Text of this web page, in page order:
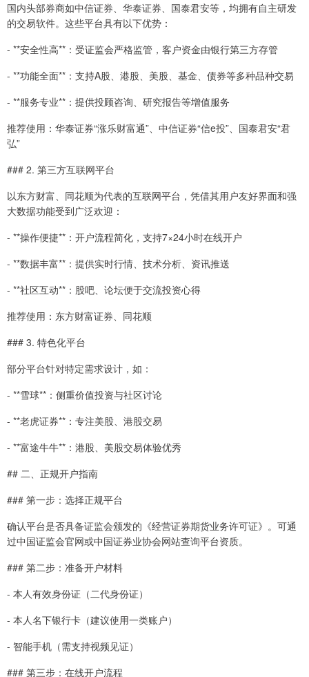
国内头部券商如中信证券、华泰证券、国泰君安等，均拥有自主研发
的交易软件。这些平台具有以下优势：
- **安全性高**：受证监会严格监管，客户资金由银行第三方存管
- **功能全面**：支持A股、港股、美股、基金、债券等多种品种交易
- **服务专业**：提供投顾咨询、研究报告等增值服务
推荐使用：华泰证券“涨乐财富通”、中信证券“信e投”、国泰君安“君
弘”
### 2. 第三方互联网平台
以东方财富、同花顺为代表的互联网平台，凭借其用户友好界面和强
大数据功能受到广泛欢迎：
- **操作便捷**：开户流程简化，支持7×24小时在线开户
- **数据丰富**：提供实时行情、技术分析、资讯推送
- **社区互动**：股吧、论坛便于交流投资心得
推荐使用：东方财富证券、同花顺
### 3. 特色化平台
部分平台针对特定需求设计，如：
- **雪球**：侧重价值投资与社区讨论
- **老虎证券**：专注美股、港股交易
- **富途牛牛**：港股、美股交易体验优秀
## 二、正规开户指南
### 第一步：选择正规平台
确认平台是否具备证监会颁发的《经营证券期货业务许可证》。可通
过中国证监会官网或中国证券业协会网站查询平台资质。
### 第二步：准备开户材料
- 本人有效身份证（二代身份证）
- 本人名下银行卡（建议使用一类账户）
- 智能手机（需支持视频见证）
### 第三步：在线开户流程